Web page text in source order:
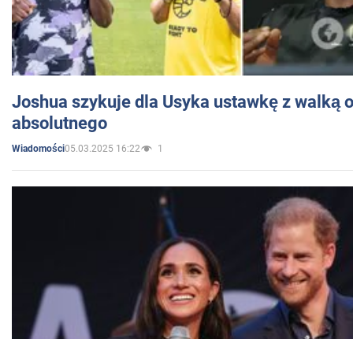
Joshua szykuje dla Usyka ustawkę z walką
absolutnego
Wiadomości05.03.2025 16:22 1